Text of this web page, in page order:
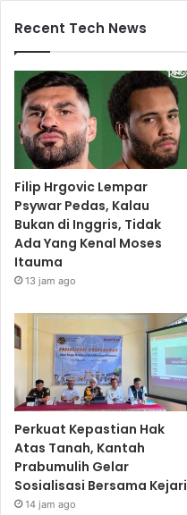
Recent Tech News
Filip Hrgovic Lempar
Psywar Pedas, Kalau
Bukan di Inggris, Tidak
Ada Yang Kenal Moses
Itauma
13 jam ago
Perkuat Kepastian Hak
Atas Tanah, Kantah
Prabumulih Gelar
Sosialisasi Bersama Kejari
14 jam ago